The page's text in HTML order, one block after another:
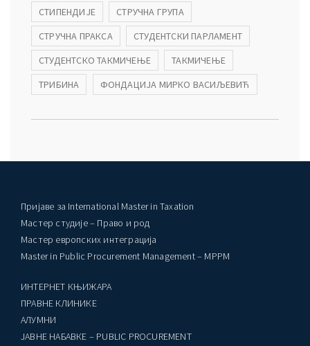
СТИПЕНДИЈЕ
СТРУЧНА ГРУПА
СТРУЧНА ПРАКСА
СТУДЕНТСКИ ПАРЛАМЕНТ
СТУДЕНТСКО ТАКМИЧЕЊЕ
ТАКМИЧЕЊЕ
ТРИБИНА
ФОНДАЦИЈА МИРКО ВАСИЉЕВИЋ
Пријаве за International Master in Taxation
Мастер студије – Право и род
Мастер европских интеграција
Master in Public Procurement Management – MPPM
ИНТЕРНЕТ КЊИЖАРА
ПРАВНЕ КЛИНИКЕ
AЛУМНИ
ЈАВНЕ НАБАВКЕ – PUBLIC PROCUREMENT